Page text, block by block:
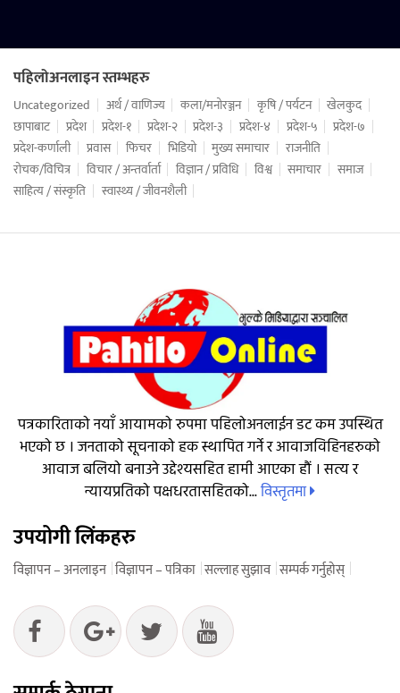
पहिलोअनलाइन स्तम्भहरु
Uncategorized अर्थ / वाणिज्य कला/मनोरञ्जन कृषि / पर्यटन
खेलकुद
छापाबाट
प्रदेश प्रदेश-१ प्रदेश-२ प्रदेश-३ प्रदेश-४ प्रदेश-५
प्रदेश-७
प्रदेश-कर्णाली
प्रवास फिचर भिडियो मुख्य समाचार
राजनीति
रोचक/विचित्र
विचार / अन्तर्वार्ता विज्ञान / प्रविधि विश्व समाचार
समाज
साहित्य / संस्कृति
स्वास्थ्य / जीवनशैली
पत्रकारिताको नयाँ आयामको रुपमा पहिलोअनलाईन डट कम उपस्थित
भएको छ । जनताको सूचनाको हक स्थापित गर्ने र आवाजविहिनहरुको
आवाज बलियो बनाउने उद्देश्यसहित हामी आएका हौं । सत्य र
न्यायप्रतिको पक्षधरतासहितको...विस्तृतमा
उपयोगी लिंकहरु
विज्ञापन – अनलाइन विज्ञापन – पत्रिका सल्लाह सुझाव सम्पर्क गर्नुहोस्